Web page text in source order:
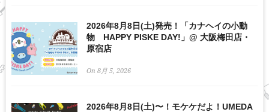
2026年8月8日(土)発売！「カナヘイの小動
物 HAPPY PISKE DAY!」@ 大阪梅田店・
原宿店
On 8月 5, 2026
2026年8月8日(土)〜！モケケだよ！UMEDA